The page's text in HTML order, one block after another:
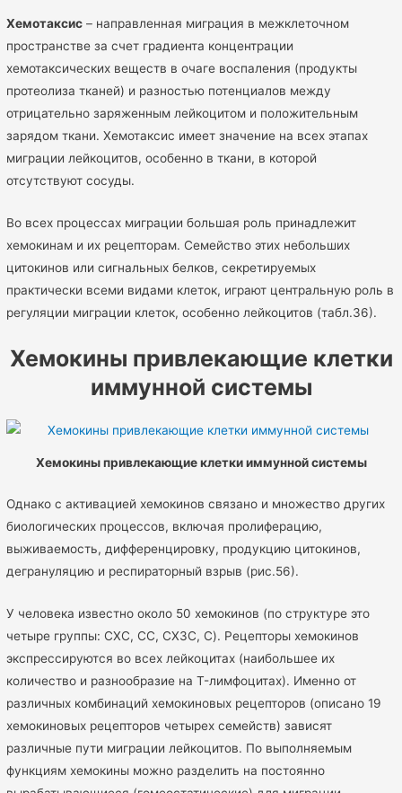
Хемотаксис – направленная миграция в межклеточном
пространстве за счет градиента концентрации
хемотаксических веществ в очаге воспаления (продукты
протеолиза тканей) и разностью потенциалов между
отрицательно заряженным лейкоцитом и положительным
зарядом ткани. Хемотаксис имеет значение на всех этапах
миграции лейкоцитов, особенно в ткани, в которой
отсутствуют сосуды.
Во всех процессах миграции большая роль принадлежит
хемокинам и их рецепторам. Семейство этих небольших
цитокинов или сигнальных белков, секретируемых
практически всеми видами клеток, играют центральную роль в
регуляции миграции клеток, особенно лейкоцитов (табл.36).
Хемокины привлекающие клетки
иммунной системы
Хемокины привлекающие клетки иммунной системы
Однако с активацией хемокинов связано и множество других
биологических процессов, включая пролиферацию,
выживаемость, дифференцировку, продукцию цитокинов,
дегрануляцию и респираторный взрыв (рис.56).
У человека известно около 50 хемокинов (по структуре это
четыре группы: CXC, CC, CX3C, C). Рецепторы хемокинов
экспрессируются во всех лейкоцитах (наибольшее их
количество и разнообразие на T-лимфоцитах). Именно от
различных комбинаций хемокиновых рецепторов (описано 19
хемокиновых рецепторов четырех семейств) зависят
различные пути миграции лейкоцитов. По выполняемым
функциям хемокины можно разделить на постоянно